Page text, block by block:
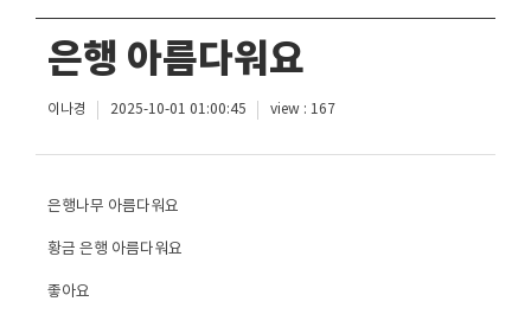
은행 아름다워요
이나경 2025-10-01 01:00:45 view : 167
은행나무 아름다워요
황금 은행 아름다워요
좋아요